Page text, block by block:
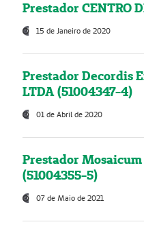
Prestador CENTRO
15 de Janeiro de 2020
Prestador Decordis
LTDA (51004347-4)
01 de Abril de 2020
Prestador
(51004355-5)
07 de Maio de 2021